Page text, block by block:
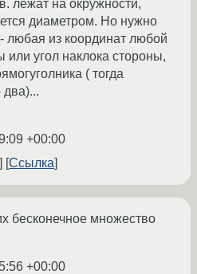
лежат на окружности,
диаметром. Но нужно
любая из координат любой
или угол наклока стороны,
( тогда
два)...
+00:00
Ссылка
бесконечное множество
+00:00